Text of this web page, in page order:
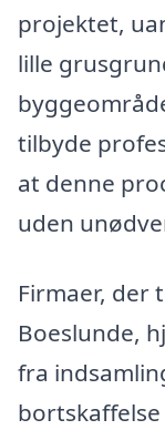
projektet,
lille
tilbyde
at denne
uden
Firmaer, der
Boeslunde,
fra